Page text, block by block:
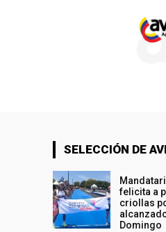
SELECCIÓN DE
felicita a
criollas
Domingo